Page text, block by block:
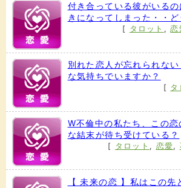
付き合っている彼がいる
きになってしまった・・
[ タロット ,恋
別れた恋人が忘れられな
な気持ちでいますか？
[ タ
W不倫中の私たち、この
な結末が待ち受けている？
[ タロット , 恋愛,
【 未来の恋 】私はこの